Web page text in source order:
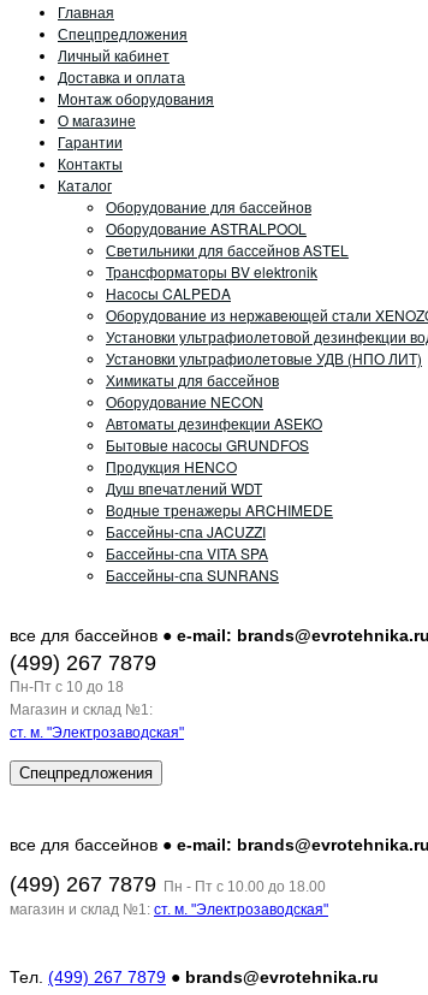
Главная
Спецпредложения
Личный кабинет
Доставка и оплата
Монтаж оборудования
О магазине
Гарантии
Контакты
Каталог
Оборудование для бассейнов
Оборудование ASTRALPOOL
Светильники для бассейнов ASTEL
Трансформаторы BV elektronik
Насосы CALPEDA
Оборудование из нержавеющей стали
Установки ультрафиолетовой дезинфекции
Установки ультрафиолетовые УДВ (НПО ЛИТ)
Химикаты для бассейнов
Оборудование NECON
Автоматы дезинфекции ASEKO
Бытовые насосы GRUNDFOS
Продукция HENCO
Душ впечатлений WDT
Водные тренажеры ARCHIMEDE
Бассейны-спа JACUZZI
Бассейны-спа VITA SPA
Бассейны-спа SUNRANS
все для бассейнов ● e-mail: brands@evrotehnika.ru
(499) 267 7879
Пн-Пт c 10 до 18
Магазин и склад №1:
ст. м. "Электрозаводская"
Спецпредложения
все для бассейнов ● e-mail: brands@evrotehnika.ru
(499) 267 7879 Пн - Пт с 10.00 до 18.00
магазин и склад №1: ст. м. "Электрозаводская"
Тел. (499) 267 7879 ● brands@evrotehnika.ru